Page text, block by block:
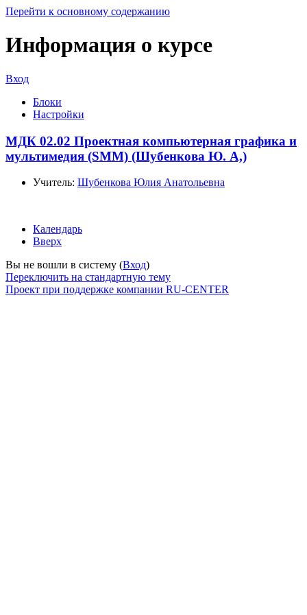
Перейти к основному содержанию
Информация о курсе
Вход
Блоки
Настройки
МДК 02.02 Проектная компьютерная графика и
мультимедия (SMM) (Шубенкова Ю. А,)
Учитель: Шубенкова Юлия Анатольевна
Календарь
Вверх
Вы не вошли в систему (Вход)
Переключить на стандартную тему
Проект при поддержке компании RU-CENTER